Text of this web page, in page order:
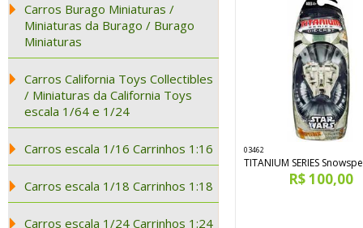
Carros Burago Miniaturas /
Miniaturas da Burago / Burago
Miniaturas
Carros California Toys Collectibles
/ Miniaturas da California Toys
escala 1/64 e 1/24
Carros escala 1/16 Carrinhos 1:16
Carros escala 1/18 Carrinhos 1:18
Carros escala 1/24 Carrinhos 1:24
03462
TITANIUM SERIES
R$ 100,00